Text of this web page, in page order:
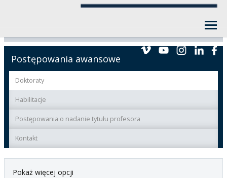
Postępowania awansowe
Doktoraty
Habilitacje
Postępowania o nadanie tytułu profesora
Kontakt
Pokaż więcej opcji